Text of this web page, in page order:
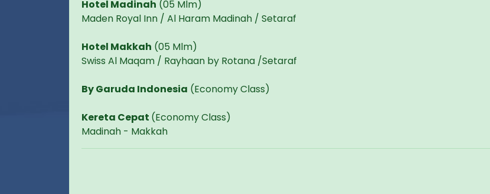
Hotel Madinah (05 Mlm)
Maden Royal Inn / Al Haram Madinah / Setaraf
Hotel Makkah (05 Mlm)
Swiss Al Maqam / Rayhaan by Rotana /Setaraf
By Garuda Indonesia (Economy Class)
Kereta Cepat (Economy Class)
Madinah - Makkah